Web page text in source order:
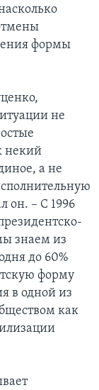
формы
не
некий
а не
он. – С 1996
знаем из
до 60%
форму
в одной из
как